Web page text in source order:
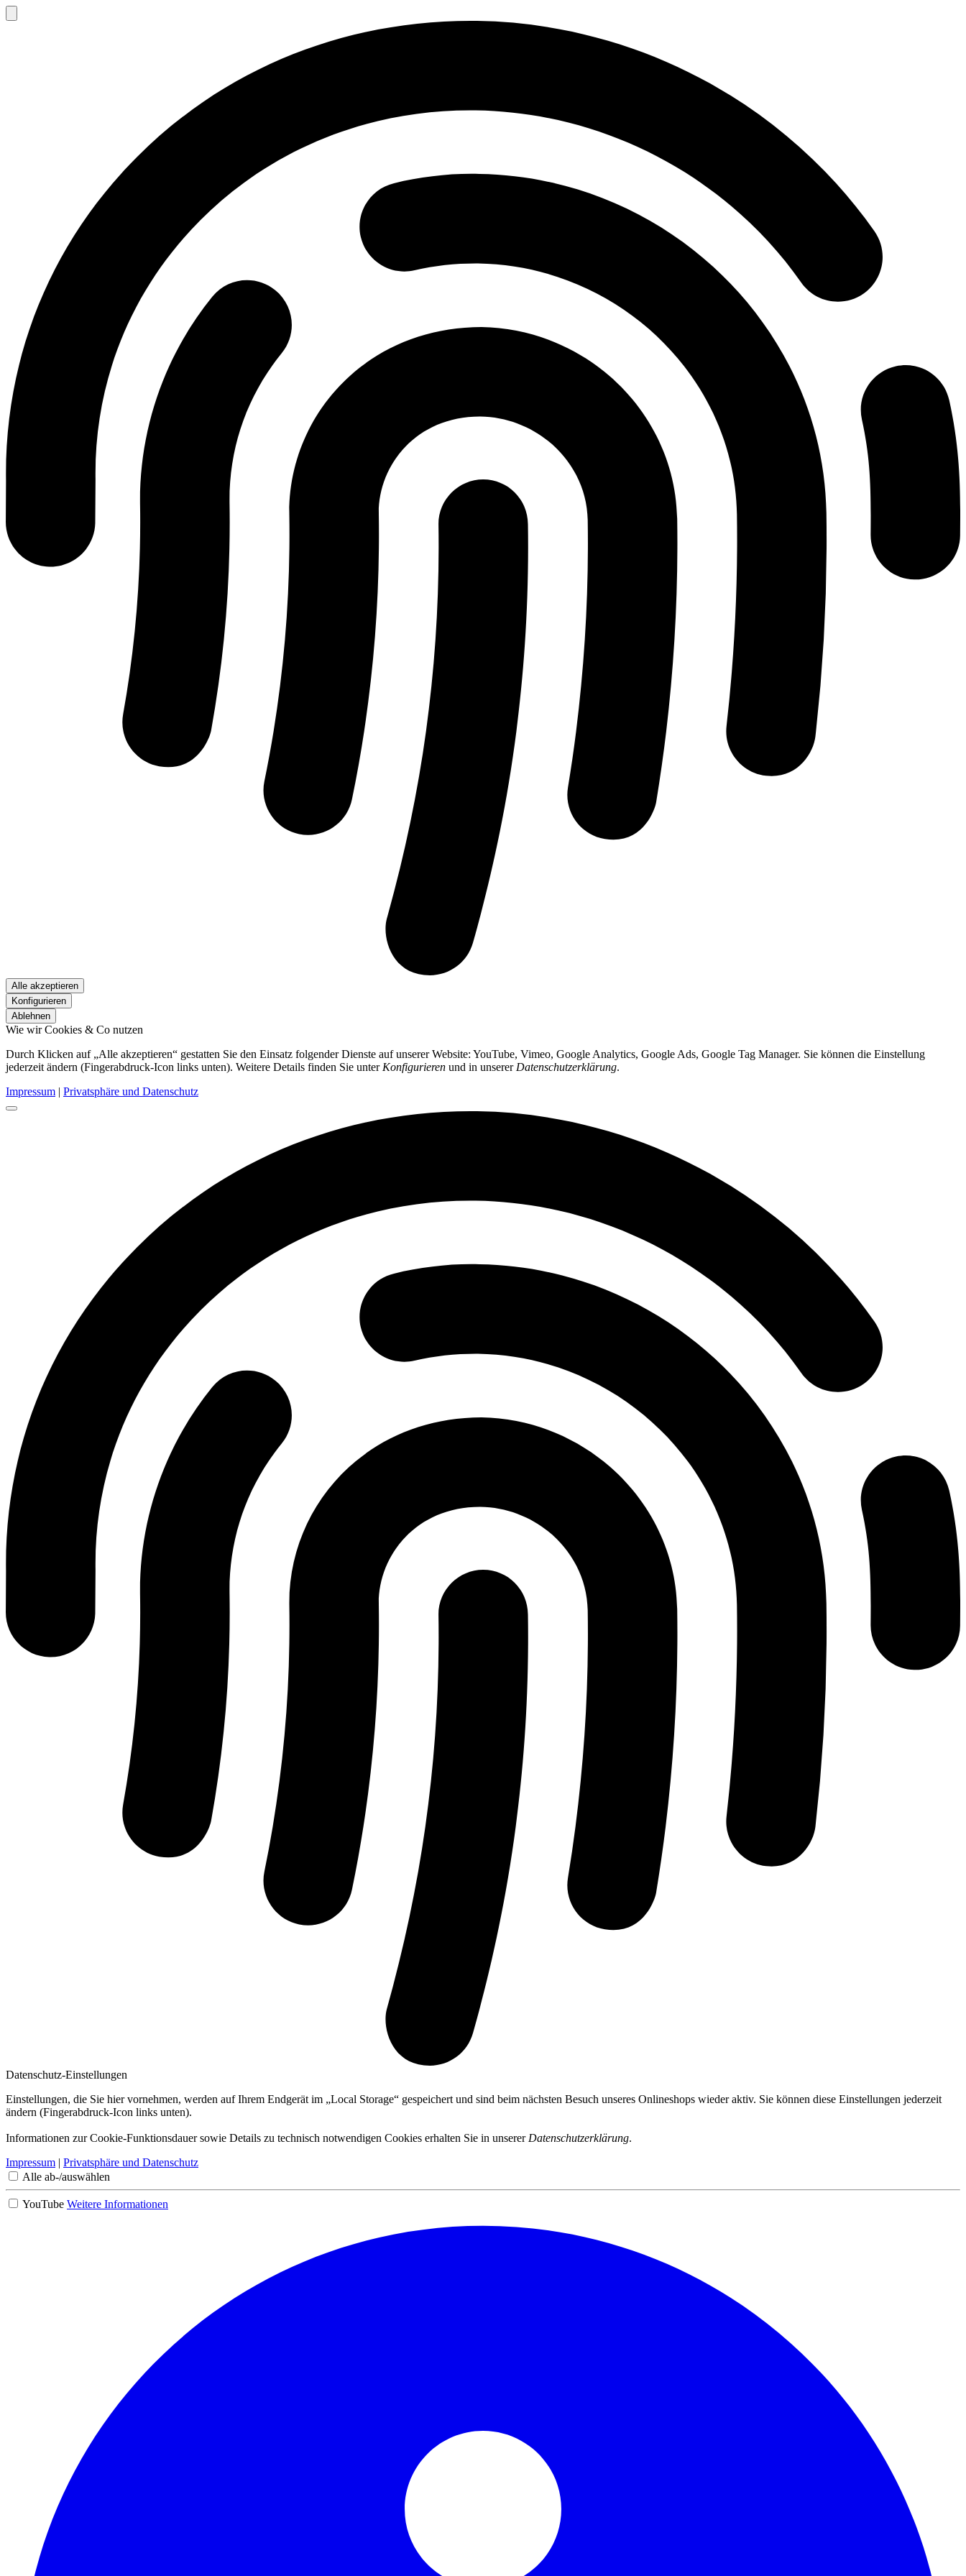
Alle akzeptieren
Konfigurieren
Ablehnen
Wie wir Cookies & Co nutzen
Durch Klicken auf „Alle akzeptieren“ gestatten Sie den Einsatz folgender Dienste auf unserer Website: YouTube, Vimeo, Google Analytics, Google Ads, Google Tag Manager. Sie können die Einstellung
jederzeit ändern (Fingerabdruck-Icon links unten). Weitere Details finden Sie unter Konfigurieren und in unserer Datenschutzerklärung.
Impressum | Privatsphäre und Datenschutz
Datenschutz-Einstellungen
Einstellungen, die Sie hier vornehmen, werden auf Ihrem Endgerät im „Local Storage“ gespeichert und sind beim nächsten Besuch unseres Onlineshops wieder aktiv. Sie können diese Einstellungen jederzeit
ändern (Fingerabdruck-Icon links unten).
Informationen zur Cookie-Funktionsdauer sowie Details zu technisch notwendigen Cookies erhalten Sie in unserer Datenschutzerklärung.
Impressum | Privatsphäre und Datenschutz
Alle ab-/auswählen
YouTube Weitere Informationen